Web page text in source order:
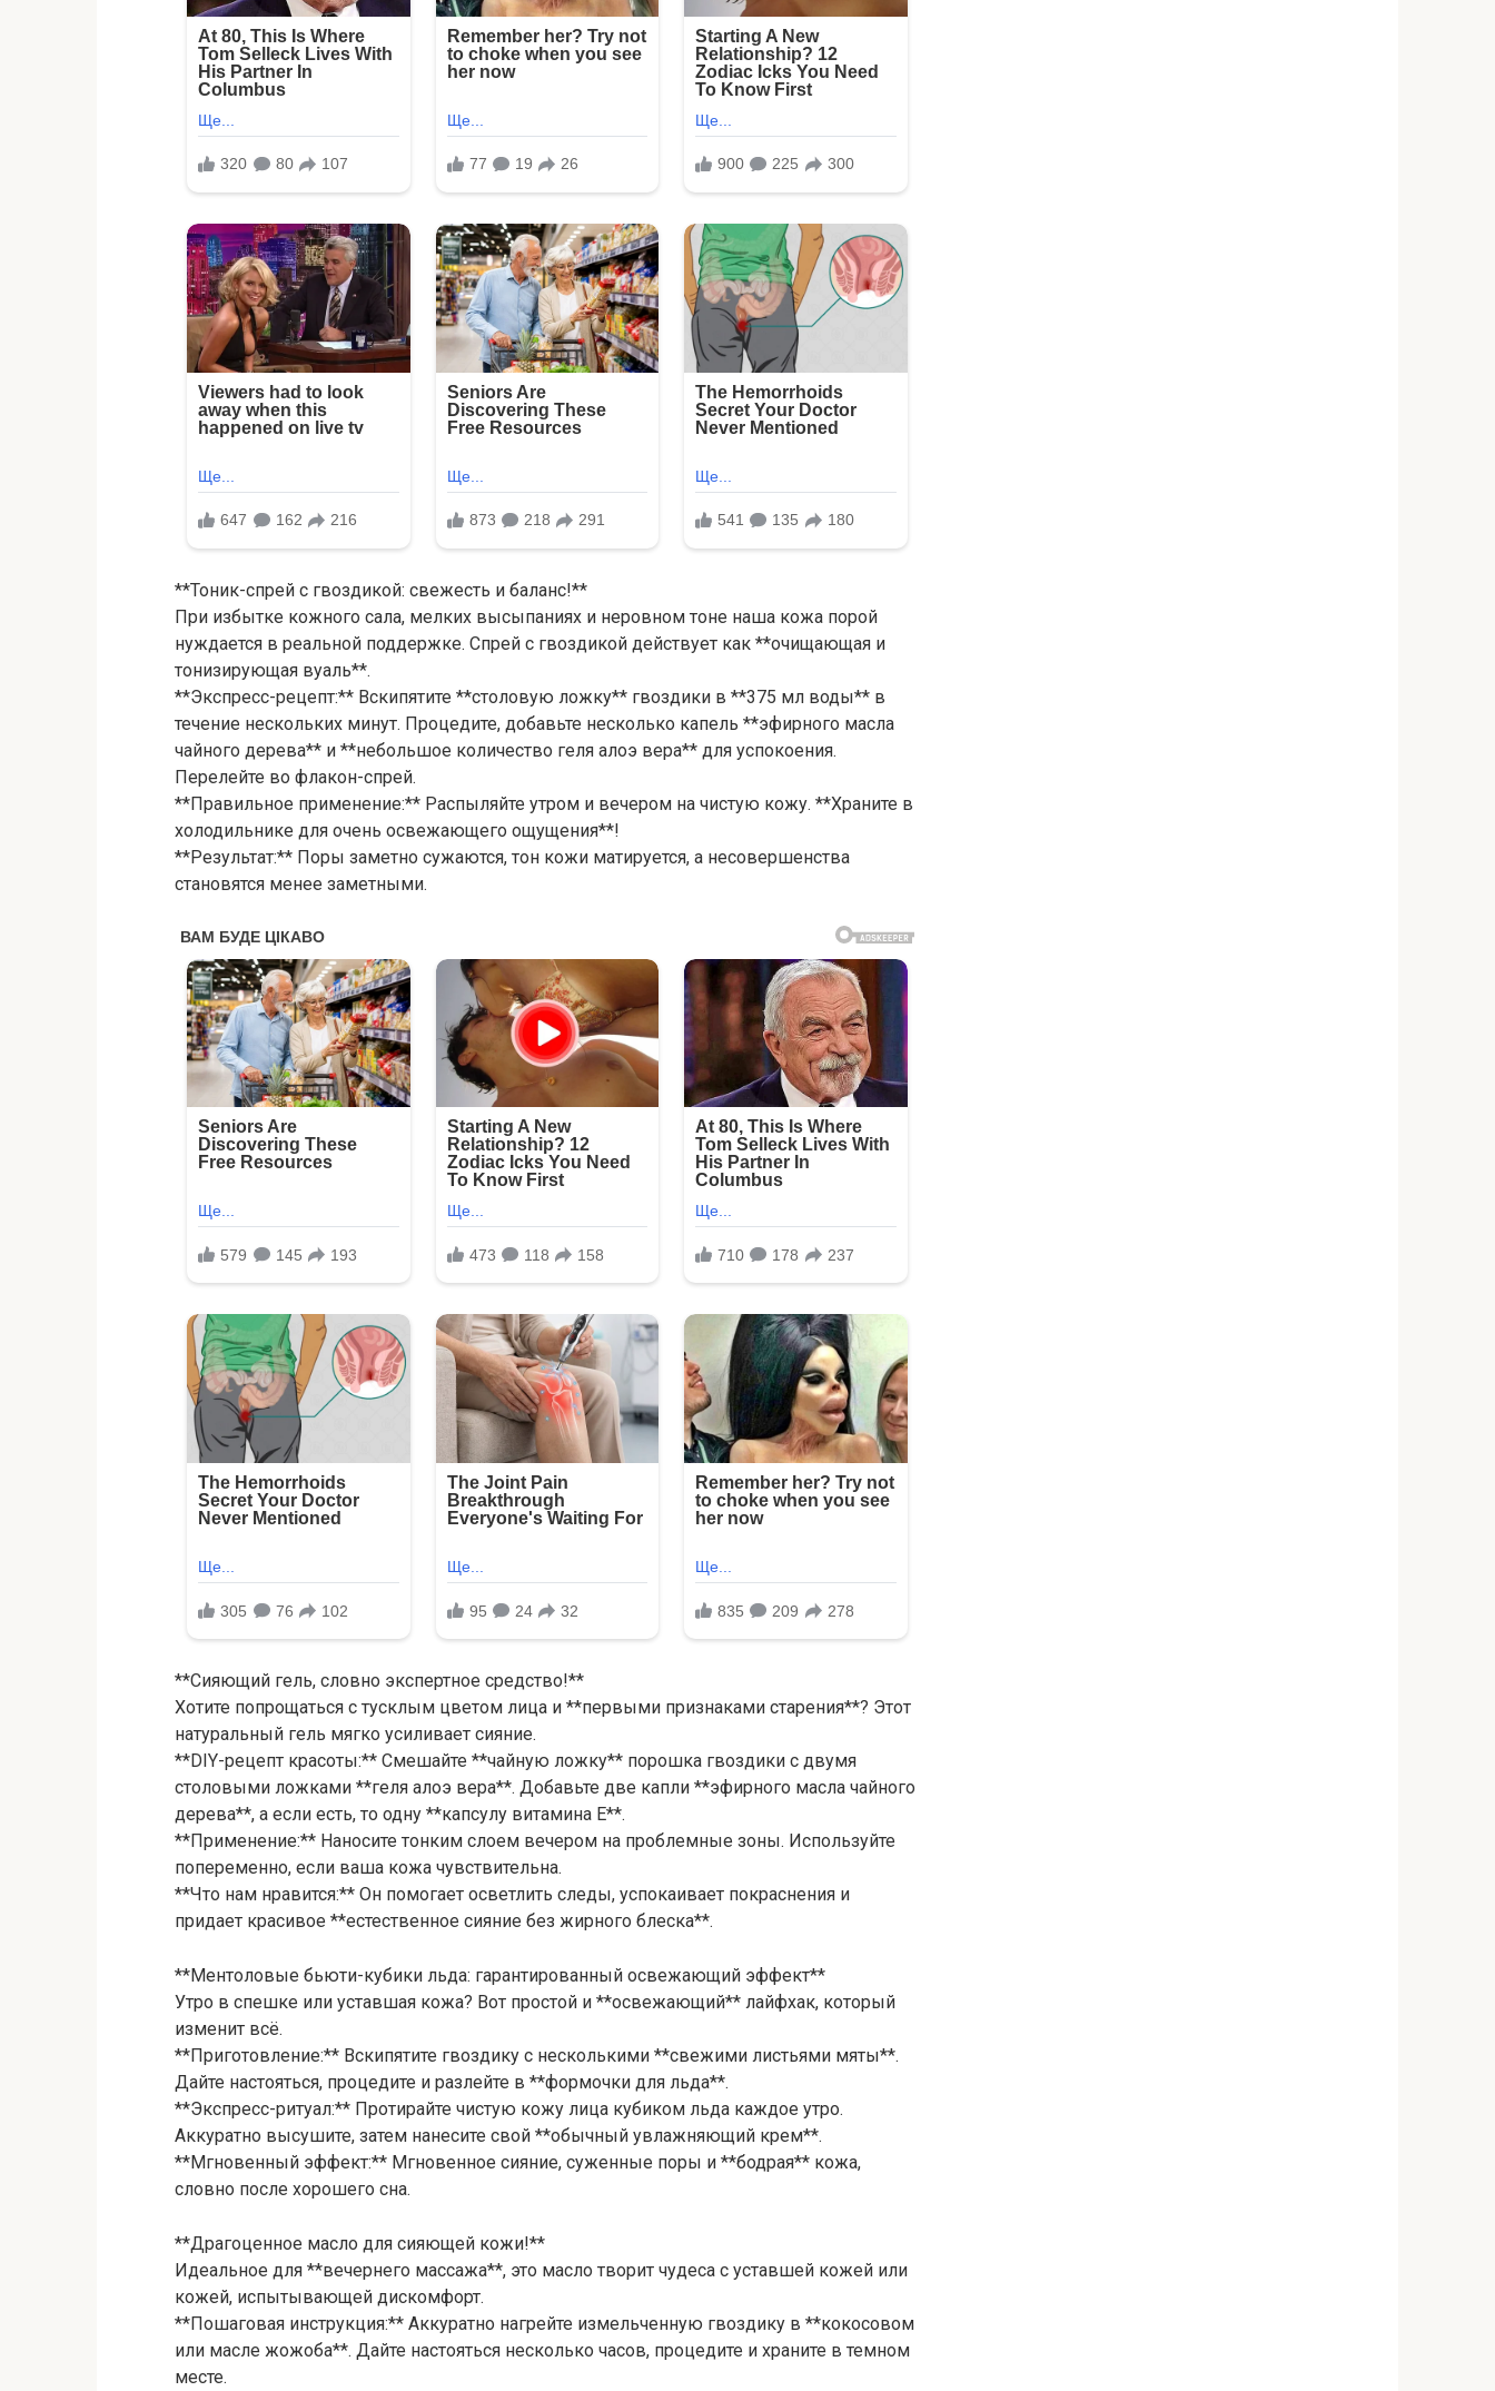
**Тоник-спрей с гвоздикой: свежесть и баланс!**
При избытке кожного сала, мелких высыпаниях и неровном тоне наша кожа порой
нуждается в реальной поддержке. Спрей с гвоздикой действует как **очищающая и
тонизирующая вуаль**.
**Экспресс-рецепт:** Вскипятите **столовую ложку** гвоздики в **375 мл воды** в
течение нескольких минут. Процедите, добавьте несколько капель **эфирного масла
чайного дерева** и **небольшое количество геля алоэ вера** для успокоения.
Перелейте во флакон-спрей.
**Правильное применение:** Распыляйте утром и вечером на чистую кожу. **Храните в
холодильнике для очень освежающего ощущения**!
**Результат:** Поры заметно сужаются, тон кожи матируется, а несовершенства
становятся менее заметными.
**Сияющий гель, словно экспертное средство!**
Хотите попрощаться с тусклым цветом лица и **первыми признаками старения**? Этот
натуральный гель мягко усиливает сияние.
**DIY-рецепт красоты:** Смешайте **чайную ложку** порошка гвоздики с двумя
столовыми ложками **геля алоэ вера**. Добавьте две капли **эфирного масла чайного
дерева**, а если есть, то одну **капсулу витамина Е**.
**Применение:** Наносите тонким слоем вечером на проблемные зоны. Используйте
попеременно, если ваша кожа чувствительна.
**Что нам нравится:** Он помогает осветлить следы, успокаивает покраснения и
придает красивое **естественное сияние без жирного блеска**.
**Ментоловые бьюти-кубики льда: гарантированный освежающий эффект**
Утро в спешке или уставшая кожа? Вот простой и **освежающий** лайфхак, который
изменит всё.
**Приготовление:** Вскипятите гвоздику с несколькими **свежими листьями мяты**.
Дайте настояться, процедите и разлейте в **формочки для льда**.
**Экспресс-ритуал:** Протирайте чистую кожу лица кубиком льда каждое утро.
Аккуратно высушите, затем нанесите свой **обычный увлажняющий крем**.
**Мгновенный эффект:** Мгновенное сияние, суженные поры и **бодрая** кожа,
словно после хорошего сна.
**Драгоценное масло для сияющей кожи!**
Идеальное для **вечернего массажа**, это масло творит чудеса с уставшей кожей или
кожей, испытывающей дискомфорт.
**Пошаговая инструкция:** Аккуратно нагрейте измельченную гвоздику в **кокосовом
или масле жожоба**. Дайте настояться несколько часов, процедите и храните в темном
месте.